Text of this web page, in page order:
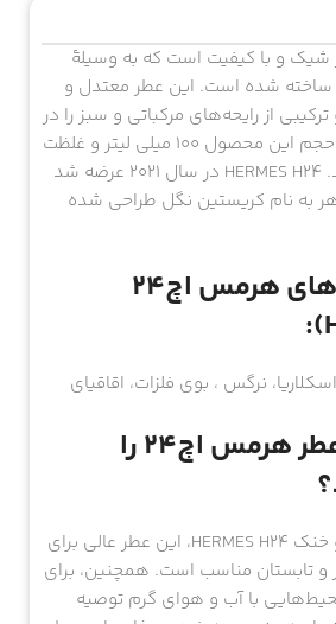
یک عطر شیک و با کیفیت است که به وسیلهٔ
برند معروف HERMES ساخته شده است. این عطر معتدل و
از رایحه‌های مرکباتی و سبز را در
خود جای داده است. حجم این محصول ۱۰۰ میلی لیتر و غلظت
آن ادو تویلت می‌باشد. HERMES H24 در سال ۲۰۲۱ عرضه شد
به نام کریستین نگل طراحی شده
۱- رایحه و نت‌های هرمس اچ24
نرگس ، بوی فلزات، اقاقیای
۲- کجا و کی عطر هرمس اچ24 را
با توجه به رایحه تازه و خنک HERMES H24، این عطر عالی برای
و تابستان مناسب است. همچنین، برای
با آب و هوای گرم توصیه